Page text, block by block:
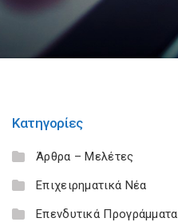
Κατηγορίες
Άρθρα – Μελέτες
Επιχειρηματικά Νέα
Επενδυτικά Προγράμματα